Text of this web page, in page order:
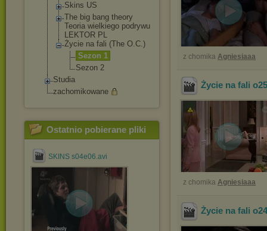
Skins US
The big bang theory
Teoria wielkiego podrywu
LEKTOR PL
Życie na fali (The O.C.)
Sezon 1
Sezon 2
Studia
zachomikowane
Ostatnio pobierane pliki
SKINS s04e06.avi
z chomika Agniesiaaa
Życie na fali
z chomika Agniesiaaa
Życie na fali